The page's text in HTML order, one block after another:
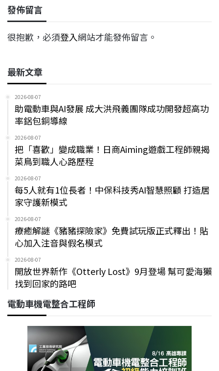
發佈留言
很抱歉，必須登入網站才能發佈留言。
最新文章
2026-08-07
助電動車與AI發展 成大洪飛義團隊成功開發超高功
率鋁包銅導線
2026-08-07
把「喜歡」變成職業！日商Aiming遊戲工程師親揭
菜鳥到職人心路歷程
2026-08-07
每5人就有1位長者！中保科技秀AI智慧照顧 打造居
家守護新模式
2026-08-07
療癒解謎《豬豬探險家》免費試玩版正式釋出！貼
心加入注音與假名模式
2026-08-07
開放世界新作《Otterly Lost》9月登場 幫可愛海獺
找到回家的路吧
電動車機電整合工程師